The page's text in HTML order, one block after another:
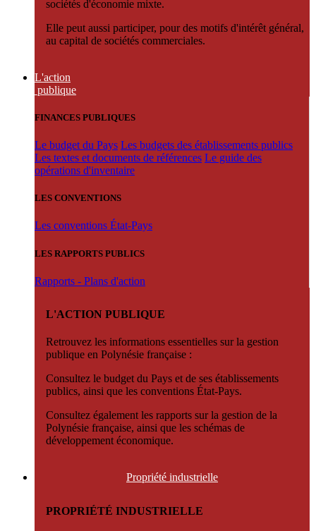
sociétés d'économie mixte.
Elle peut aussi participer, pour des motifs d'intérêt général,
au capital de sociétés commerciales.
L'action
publique
FINANCES PUBLIQUES
Le budget du Pays Les budgets des établissements publics
Les textes et documents de références Le guide des
opérations d'inventaire
LES CONVENTIONS
Les conventions État-Pays
LES RAPPORTS PUBLICS
Rapports - Plans d'action
L'ACTION PUBLIQUE
Retrouvez les informations essentielles sur la gestion
publique en Polynésie française :
Consultez le budget du Pays et de ses établissements
publics, ainsi que les conventions État-Pays.
Consultez également les rapports sur la gestion de la
Polynésie française, ainsi que les schémas de
développement économique.
Propriété industrielle
PROPRIÉTÉ INDUSTRIELLE